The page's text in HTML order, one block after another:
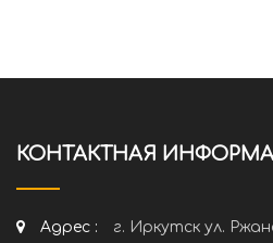
КОНТАКТНАЯ
Адрес :
г. Иркутск ул.